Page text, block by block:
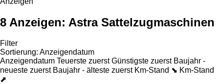
8 Anzeigen: Astra Sattelzugmaschinen
Filter
Sortierung: Anzeigendatum
Anzeigendatum Teuerste zuerst Günstigste zuerst Baujahr -
neueste zuerst Baujahr - älteste zuerst Km-Stand ⬊ Km-Stand
⬈